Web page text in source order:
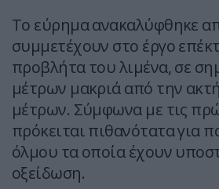
Το εύρημα ανακαλύφθηκε
συμμετέχουν στο έργο
προβλήτα του λιμένα, σε
μέτρων μακριά από την
μέτρων. Σύμφωνα με τις
πρόκειται πιθανότατα για
όλμου τα οποία έχουν
οξείδωση.